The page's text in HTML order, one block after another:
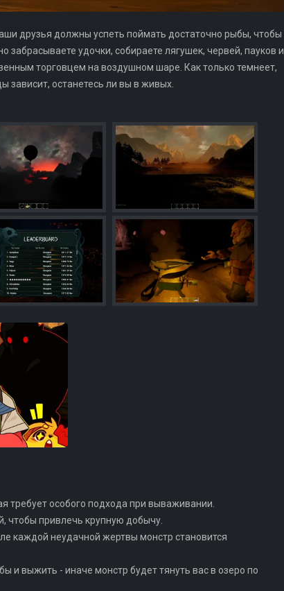
друзья должны успеть поймать достаточно рыбы, чтобы
удочки, собираете лягушек, червей, пауков и
торговцем на воздушном шаре. Как только темнеет,
зависит, останетесь ли вы в живых.
требует особого подхода при вываживании.
чтобы привлечь крупную добычу.
каждой неудачной жертвы монстр становится
и выжить - иначе монстр будет тянуть вас в озеро по